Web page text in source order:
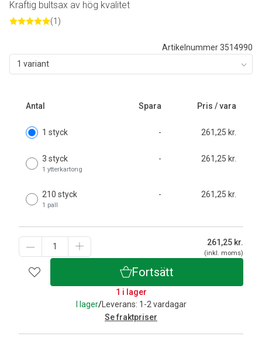
Artikelnummer 3514990
1 variant
Antal Spara Pris / vara
1 styck - 261,25 kr.
3 styck
1 ytterkartong
- 261,25 kr.
210 styck
1 pall
- 261,25 kr.
261,25 kr.
(inkl. moms)
Fortsätt
1 i lager
I lager/Leverans: 1-2 vardagar
Se fraktpriser
Kraftig bultsax av hög kvalitet
(1)